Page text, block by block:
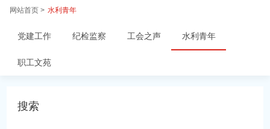
网站首页 > 水利青年
党建工作 纪检监察 工会之声 水利青年
职工文苑
搜索